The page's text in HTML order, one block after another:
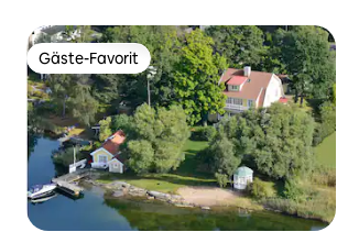
Gäste-Favorit
Gäste-Favorit